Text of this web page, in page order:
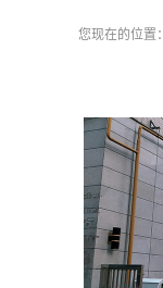
您现在的位置：